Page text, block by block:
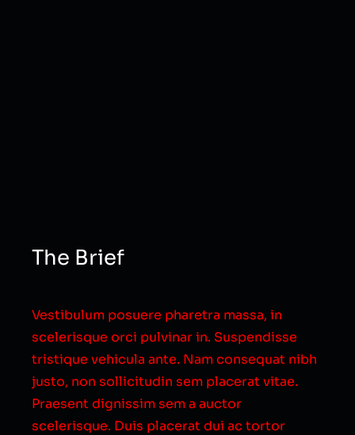
The Brief
Vestibulum posuere pharetra massa, in
scelerisque orci pulvinar in. Suspendisse
tristique vehicula ante. Nam consequat nibh
justo, non sollicitudin sem placerat vitae.
Praesent dignissim sem a auctor
scelerisque. Duis placerat dui ac tortor